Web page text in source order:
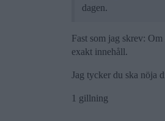
dagen.
Fast som jag skrev:
exakt innehåll.
Jag tycker du ska nöja
1 gillning